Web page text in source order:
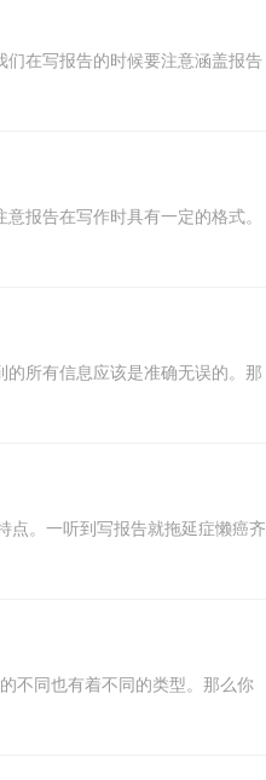
在写报告的时候要注意涵盖报告
报告在写作时具有一定的格式。
的所有信息应该是准确无误的。那
点。一听到写报告就拖延症懒癌齐
不同也有着不同的类型。那么你